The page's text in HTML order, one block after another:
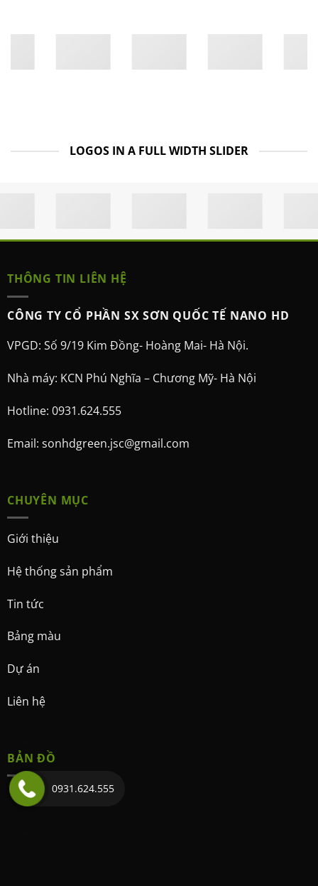
LOGOS IN A FULL WIDTH SLIDER
THÔNG TIN LIÊN HỆ
CÔNG TY CỔ PHẦN SX SƠN QUỐC TẾ NANO HD
VPGD: Số 9/19 Kim Đồng- Hoàng Mai- Hà Nội.
Nhà máy: KCN Phú Nghĩa – Chương Mỹ- Hà Nội
Hotline: 0931.624.555
Email: sonhdgreen.jsc@gmail.com
CHUYÊN MỤC
Giới thiệu
Hệ thống sản phẩm
Tin tức
Bảng màu
Dự án
Liên hệ
BẢN ĐỒ
0931.624.555